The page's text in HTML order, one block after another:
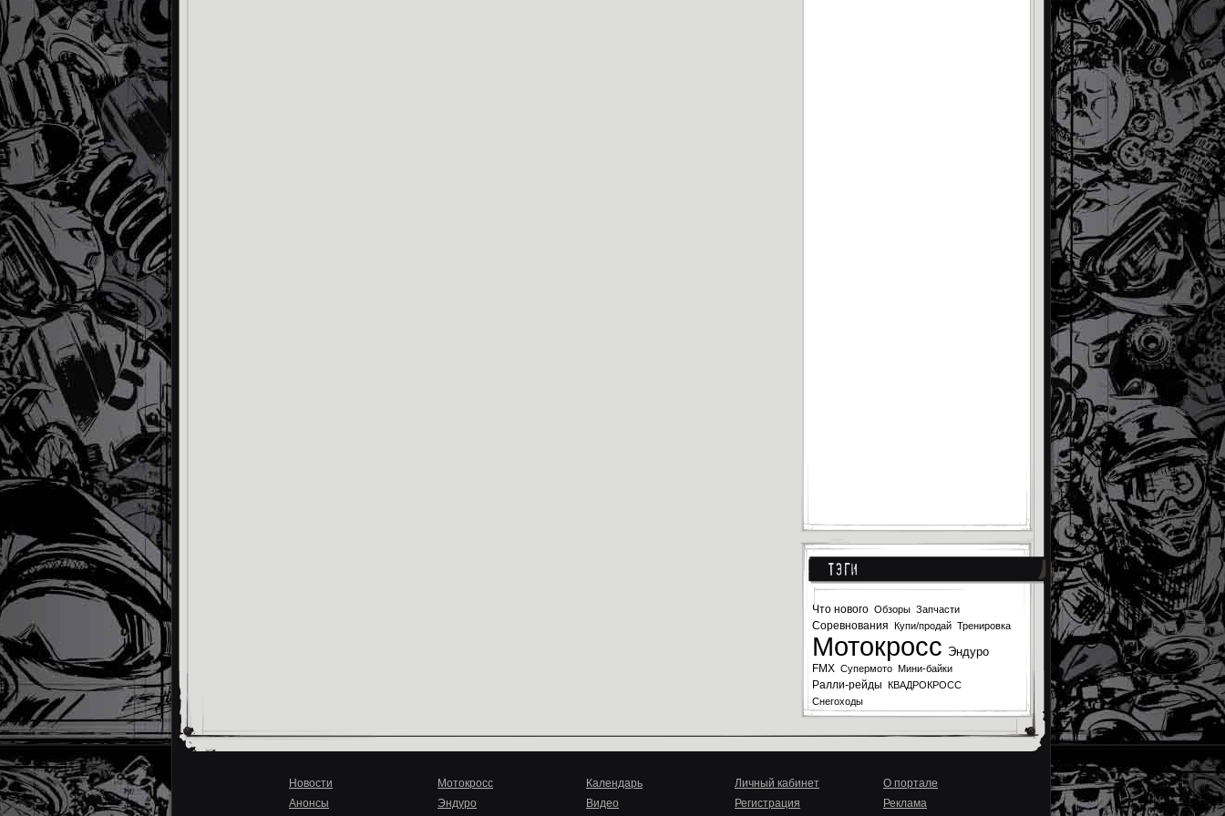
Тэги
Что нового Обзоры Запчасти
Соревнования Купи/продай Тренировка
Мотокросс Эндуро
FMX Супермото Мини-байки
Ралли-рейды КВАДРОКРОСС
Снегоходы
Новости
Анонсы
Мотокросс
Эндуро
Календарь
Видео
Личный кабинет
Регистрация
О портале
Реклама